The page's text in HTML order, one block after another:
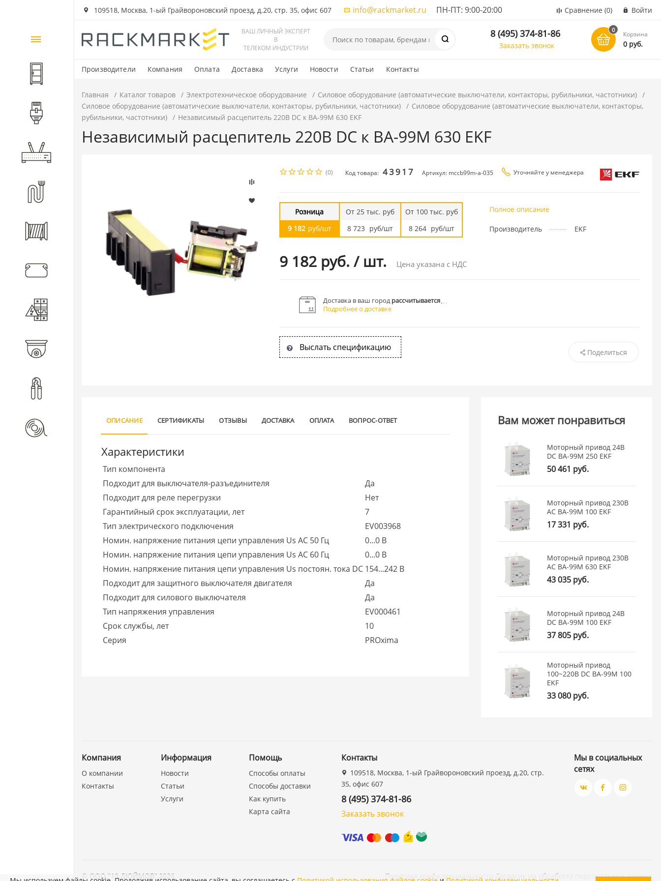
109518, Москва, 1-ый Грайвороновский проезд, д.20, стр. 35, офис 607 info@rackmarket.ru ПН-ПТ: 9:00-20:00 Сравнение (0) Войти
ВАШ ЛИЧНЫЙ ЭКСПЕРТ
В
ТЕЛЕКОМ ИНДУСТРИИ
8 (495) 374-81-86
Заказать звонок
0
Корзина
0 руб.
Производители Компания Оплата Доставка Услуги Новости Статьи Контакты
Каталог
товаров
Шкафы и стойки
Компоненты СКС
Кабеленесущие системы
Главная Каталог товаров Электротехническое оборудование
Силовое оборудование (автоматические выключатели, контакторы, рубильники, частотники)
Силовое оборудование (автоматические выключатели, контакторы, рубильники, частотники)
Силовое оборудование (автоматические выключатели, контакторы,
рубильники, частотники)
Независимый расцепитель 220В DC к ВА-99М 630 EKF
Независимый расцепитель 220В DC к ВА-99М 630 EKF
(0) Код товара: 43917 Артикул: mccb99m-a-035 Уточняйте у менеджера
Розница
9 182 руб/шт
От 25 тыс. руб
8 723 руб/шт
От 100 тыс. руб
8 264 руб/шт
9 182 руб. / шт. Цена указана с НДС
Полное описание
Производитель EKF
Доставка в ваш городрассчитывается
Подробнее о доставке
Выслать спецификацию Поделиться
ОПИСАНИЕ СЕРТИФИКАТЫ ОТЗЫВЫ ДОСТАВКА ОПЛАТА ВОПРОС-ОТВЕТ
Характеристики
Тип компонента
Подходит для выключателя-разъединителя
Да
Подходит для реле перегрузки
Нет
Гарантийный срок эксплуатации, лет
7
Тип электрического подключения
EV003968
Номин. напряжение питания цепи управления Us AC 50 Гц
0...0 В
Номин. напряжение питания цепи управления Us AC 60 Гц
0...0 В
Номин. напряжение питания цепи управления Us постоян. тока DC 154...242 В
Подходит для защитного выключателя двигателя
Да
Подходит для силового выключателя
Да
Тип напряжения управления
EV000461
Срок службы, лет
10
Серия
PROxima
Вам может понравиться
Моторный привод 24В
DC ВА-99M 250 EKF
50 461 руб.
Моторный привод 230B
АС ВА-99M 100 EKF
17 331 руб.
Моторный привод 230B
АС ВА-99M 630 EKF
43 035 руб.
Моторный привод 24В
DC ВА-99M 100 EKF
37 805 руб.
Моторный привод
100~220В DC ВА-99M 100
EKF
33 080 руб.
Компания
О компании
Контакты
Информация
Новости
Статьи
Услуги
Помощь
Способы оплаты
Способы доставки
Как купить
Карта сайта
Контакты
109518, Москва, 1-ый Грайвороновский проезд, д.20, стр.
35, офис 607
8 (495) 374-81-86
Заказать звонок
Мы в социальных
сетях
© ООО "19 ДЮЙМОВ" 2026 Политика конфиденциальности Согласие на обработку персональных данных